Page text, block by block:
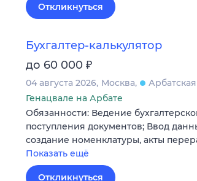
Откликнуться
Бухгалтер-калькулятор
до 60 000 ₽
04 августа 2026 Москва
Арбатская
Генацвале на Арбате
Обязанности: Ведение
поступления документов; Ввод
создание номенклатуры, акты
Показать ещё
Откликнуться